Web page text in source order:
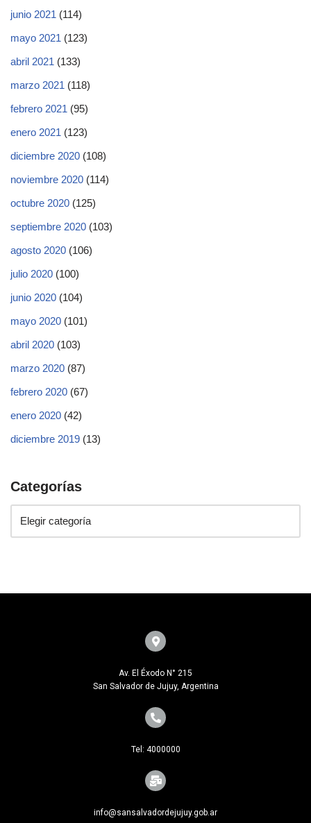
junio 2021 (114)
mayo 2021 (123)
abril 2021 (133)
marzo 2021 (118)
febrero 2021 (95)
enero 2021 (123)
diciembre 2020 (108)
noviembre 2020 (114)
octubre 2020 (125)
septiembre 2020 (103)
agosto 2020 (106)
julio 2020 (100)
junio 2020 (104)
mayo 2020 (101)
abril 2020 (103)
marzo 2020 (87)
febrero 2020 (67)
enero 2020 (42)
diciembre 2019 (13)
Categorías
Av. El Éxodo N° 215
San Salvador de Jujuy, Argentina
Tel: 4000000
info@sansalvadordejujuy.gob.ar